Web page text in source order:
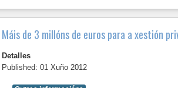
Máis de 3 millóns de euros para a xestión
Detalles
Published: 01 Xuño 2012